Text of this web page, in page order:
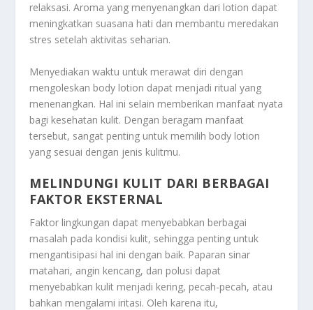
relaksasi. Aroma yang menyenangkan dari lotion dapat
meningkatkan suasana hati dan membantu meredakan
stres setelah aktivitas seharian.
Menyediakan waktu untuk merawat diri dengan
mengoleskan body lotion dapat menjadi ritual yang
menenangkan. Hal ini selain memberikan manfaat nyata
bagi kesehatan kulit. Dengan beragam manfaat
tersebut, sangat penting untuk memilih body lotion
yang sesuai dengan jenis kulitmu.
MELINDUNGI KULIT DARI BERBAGAI
FAKTOR EKSTERNAL
Faktor lingkungan dapat menyebabkan berbagai
masalah pada kondisi kulit, sehingga penting untuk
mengantisipasi hal ini dengan baik. Paparan sinar
matahari, angin kencang, dan polusi dapat
menyebabkan kulit menjadi kering, pecah-pecah, atau
bahkan mengalami iritasi. Oleh karena itu,